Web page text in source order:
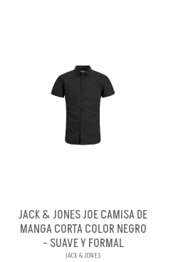
JACK & JONES JOE CAMISA DE
MANGA CORTA COLOR NEGRO
- SUAVE Y FORMAL
JACK & JONES